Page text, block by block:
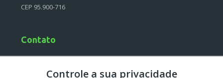
CEP 95.900-716
Contato
Segunda à Sexta
Controle a sua privacidade